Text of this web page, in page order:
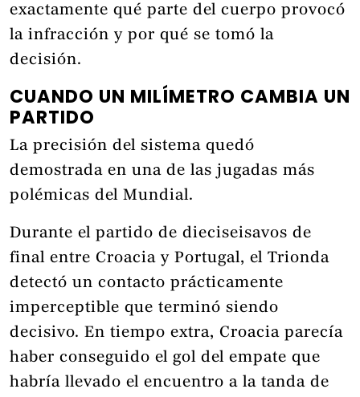
exactamente qué parte del cuerpo provocó
la infracción y por qué se tomó la
decisión.
CUANDO UN MILÍMETRO CAMBIA UN
PARTIDO
La precisión del sistema quedó
demostrada en una de las jugadas más
polémicas del Mundial.
Durante el partido de dieciseisavos de
final entre Croacia y Portugal, el Trionda
detectó un contacto prácticamente
imperceptible que terminó siendo
decisivo. En tiempo extra, Croacia parecía
haber conseguido el gol del empate que
habría llevado el encuentro a la tanda de